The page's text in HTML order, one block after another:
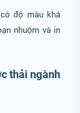
độ màu khá
nhuộm và in
thải ngành